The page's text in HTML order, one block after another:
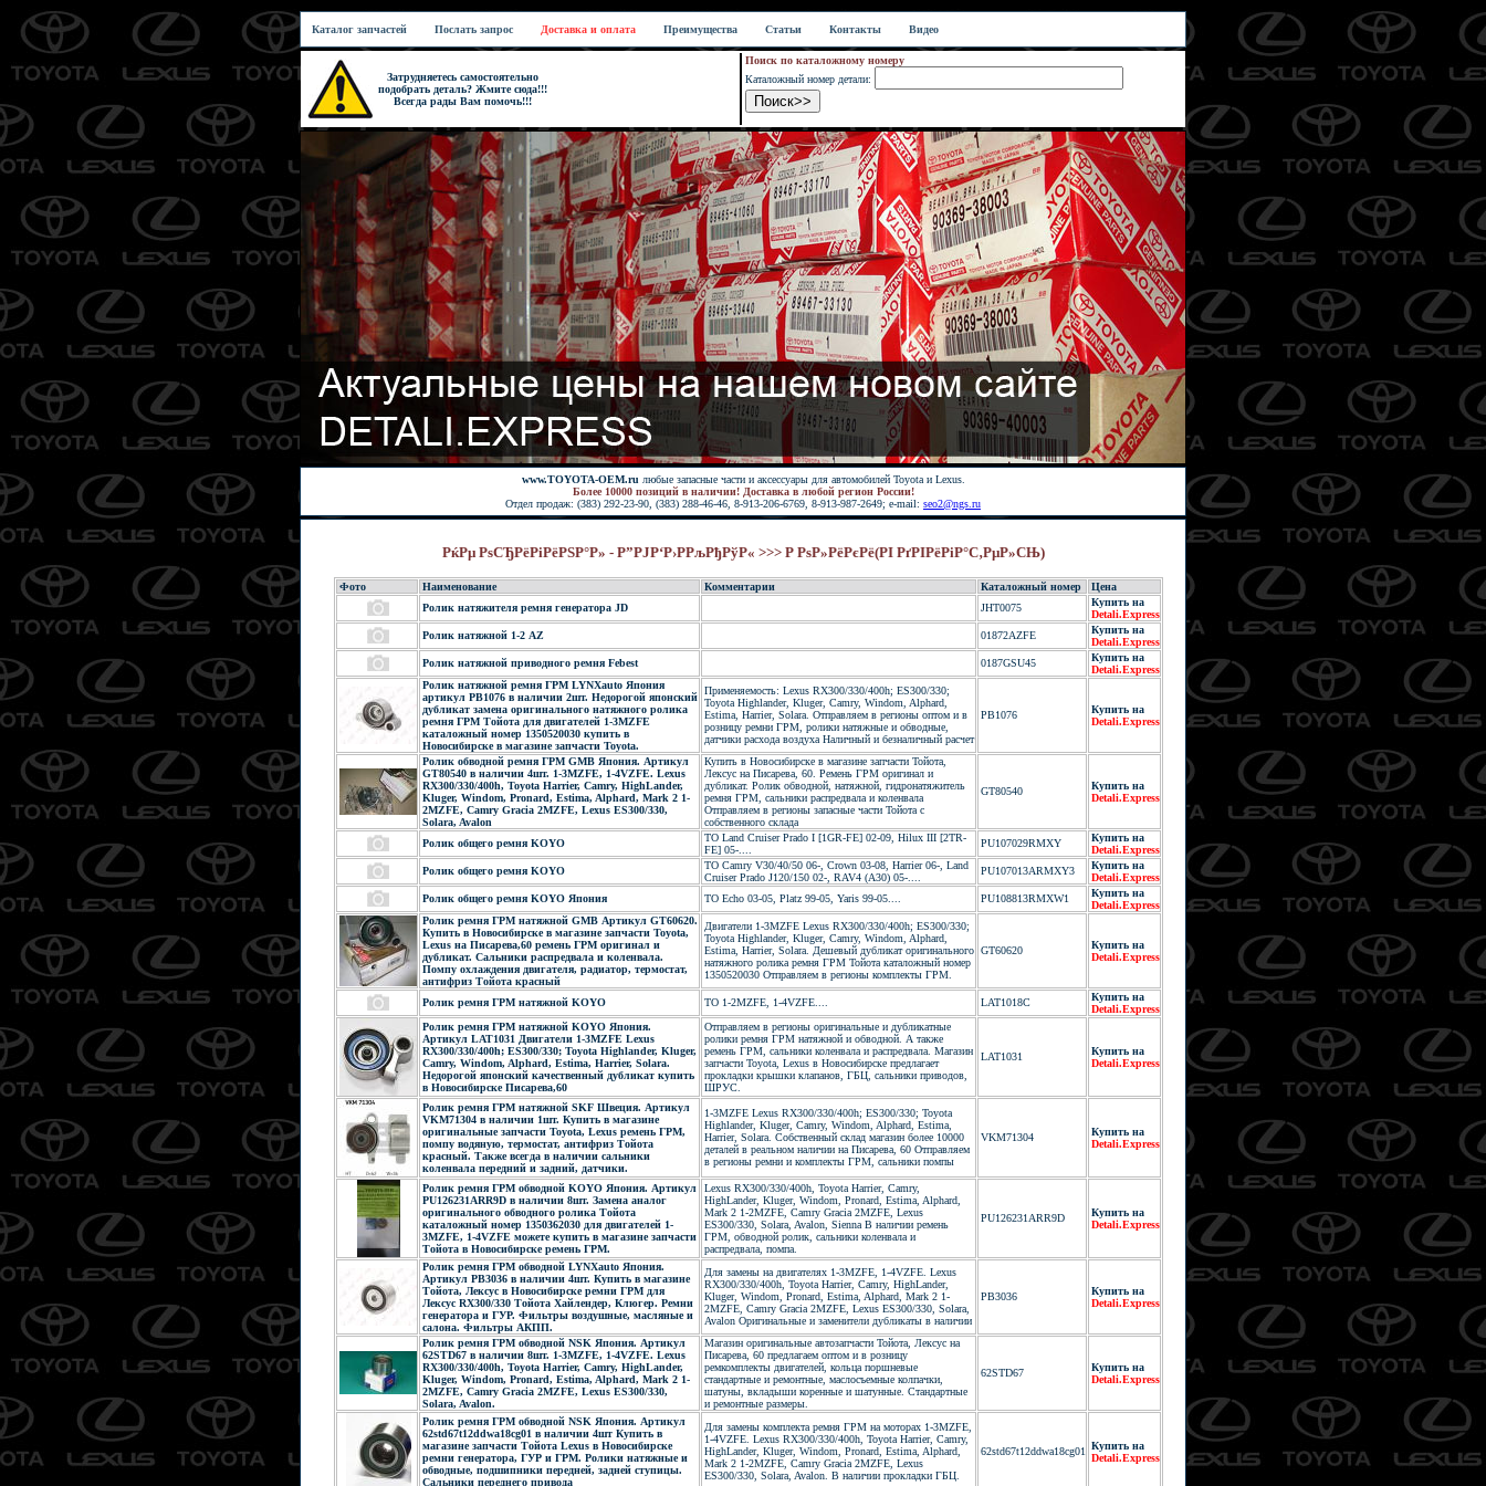
Каталог запчастей Послать запрос Доставка и оплата Преимущества Статьи Контакты Видео
Затрудняетесь самостоятельно
подобрать деталь? Жмите сюда!!!
Всегда рады Вам помочь!!!
Поиск по кaталожному номеру
Каталожный номер детали:
www.TOYOTA-OEM.ru любые запасные части и аксессуары для автомобилей Toyota и Lexus.
Более 10000 позиций в наличии! Доставка в любой регион России!
Отдел продаж: (383) 292-23-90, (383) 288-46-46, 8-913-206-6769, 8-913-987-2649; e-mail: seo2@ngs.ru
РќРµ РѕСЂРёРіРёРЅР°Р» - Р”РЈР‘Р›РРљРђРўР« >>> Р РѕР»РёРєРё(РІ РґРІРёРіР°С‚РµР»СЊ)
Фото Наименование Комментарии Каталожный номер
Цена
Ролик натяжителя ремня генератора JD
JHT0075
Купить на
Detali.Express
Ролик натяжной 1-2 AZ
01872AZFE
Купить на
Detali.Express
Ролик натяжной приводного ремня Febest
0187GSU45
Купить на
Detali.Express
Ролик натяжной ремня ГРМ LYNXauto Япония
артикул PB1076 в наличии 2шт. Недорогой японский
дубликат замена оригинального натяжного ролика
ремня ГРМ Тойота для двигателей 1-3MZFE
каталожный номер 1350520030 купить в
Новосибирске в магазине запчасти Toyota.
Применяемость: Lexus RX300/330/400h; ES300/330;
Toyota Highlander, Kluger, Camry, Windom, Alphard,
Estima, Harrier, Solara. Отправляем в регионы оптом и в
розницу ремни ГРМ, ролики натяжные и обводные,
датчики расхода воздуха Наличный и безналичный расчет
PB1076
Купить на
Detali.Express
Ролик обводной ремня ГРМ GMB Япония. Артикул
GT80540 в наличии 4шт. 1-3MZFE, 1-4VZFE. Lexus
RX300/330/400h, Toyota Harrier, Camry, HighLander,
Kluger, Windom, Pronard, Estima, Alphard, Mark 2 1-
2MZFE, Camry Gracia 2MZFE, Lexus ES300/330,
Solara, Avalon
Купить в Новосибирске в магазине запчасти Тойота,
Лексус на Писарева, 60. Ремень ГРМ оригинал и
дубликат. Ролик обводной, натяжной, гидронатяжитель
ремня ГРМ, сальники распредвала и коленвала
Отправляем в регионы запасные части Тойота с
собственного склада
GT80540
Купить на
Detali.Express
Ролик общего ремня KOYO
TO Land Cruiser Prado I [1GR-FE] 02-09, Hilux III [2TR-
FE] 05-....
PU107029RMXY
Купить на
Detali.Express
Ролик общего ремня KOYO
TO Camry V30/40/50 06-, Crown 03-08, Harrier 06-, Land
Cruiser Prado J120/150 02-, RAV4 (A30) 05-....
PU107013ARMXY3
Купить на
Detali.Express
Ролик общего ремня KOYO Япония
TO Echo 03-05, Platz 99-05, Yaris 99-05.... PU108813RMXW1
Купить на
Detali.Express
Ролик ремня ГРМ натяжной GMB Артикул GT60620.
Купить в Новосибирске в магазине запчасти Toyota,
Lexus на Писарева,60 ремень ГРМ оригинал и
дубликат. Сальники распредвала и коленвала.
Помпу охлаждения двигателя, радиатор, термостат,
антифриз Тойота красный
Двигатели 1-3MZFE Lexus RX300/330/400h; ES300/330;
Toyota Highlander, Kluger, Camry, Windom, Alphard,
Estima, Harrier, Solara. Дешевый дубликат оригинального
натяжного ролика ремня ГРМ Тойота каталожный номер
1350520030 Отправляем в регионы комплекты ГРМ.
GT60620
Купить на
Detali.Express
Ролик ремня ГРМ натяжной KOYO TO 1-2MZFE, 1-4VZFE.... LAT1018C
Купить на
Detali.Express
Ролик ремня ГРМ натяжной KOYO Япония.
Артикул LAT1031 Двигатели 1-3MZFE Lexus
RX300/330/400h; ES300/330; Toyota Highlander, Kluger,
Camry, Windom, Alphard, Estima, Harrier, Solara.
Недорогой японский качественный дубликат купить
в Новосибирске Писарева,60
Отправляем в регионы оригинальные и дубликатные
ролики ремня ГРМ натяжной и обводной. А также
ремень ГРМ, сальники коленвала и распредвала. Магазин
запчасти Toyota, Lexus в Новосибирске предлагает
прокладки крышки клапанов, ГБЦ, сальники приводов,
ШРУС.
LAT1031
Купить на
Detali.Express
Ролик ремня ГРМ натяжной SKF Швеция. Артикул
VKM71304 в наличии 1шт. Купить в магазине
оригинальные запчасти Toyota, Lexus ремень ГРМ,
помпу водяную, термостат, антифриз Тойота
красный. Также всегда в наличии сальники
коленвала передний и задний, датчики.
1-3MZFE Lexus RX300/330/400h; ES300/330; Toyota
Highlander, Kluger, Camry, Windom, Alphard, Estima,
Harrier, Solara. Собственный склад магазин более 10000
деталей в реальном наличии на Писарева, 60 Отправляем
в регионы ремни и комплекты ГРМ, сальники помпы
VKM71304
Купить на
Detali.Express
Ролик ремня ГРМ обводной KOYO Япония. Артикул
PU126231ARR9D в наличии 8шт. Замена аналог
оригинального обводного ролика Тойота
каталожный номер 1350362030 для двигателей 1-
3MZFE, 1-4VZFE можете купить в магазине запчасти
Тойота в Новосибирске ремень ГРМ.
Lexus RX300/330/400h, Toyota Harrier, Camry,
HighLander, Kluger, Windom, Pronard, Estima, Alphard,
Mark 2 1-2MZFE, Camry Gracia 2MZFE, Lexus
ES300/330, Solara, Avalon, Sienna В наличии ремень
ГРМ, обводной ролик, сальники коленвала и
распредвала, помпа.
PU126231ARR9D
Купить на
Detali.Express
Ролик ремня ГРМ обводной LYNXauto Япония.
Артикул PB3036 в наличии 4шт. Купить в магазине
Тойота, Лексус в Новосибирске ремни ГРМ для
Лексус RX300/330 Тойота Хайлендер, Клюгер. Ремни
генератора и ГУР. Фильтры воздушные, масляные и
салона. Фильтры АКПП.
Для замены на двигателях 1-3MZFE, 1-4VZFE. Lexus
RX300/330/400h, Toyota Harrier, Camry, HighLander,
Kluger, Windom, Pronard, Estima, Alphard, Mark 2 1-
2MZFE, Camry Gracia 2MZFE, Lexus ES300/330, Solara,
Avalon Оригинальные и заменители дубликаты в наличии
PB3036
Купить на
Detali.Express
Ролик ремня ГРМ обводной NSK Япония. Артикул
62STD67 в наличии 8шт. 1-3MZFE, 1-4VZFE. Lexus
RX300/330/400h, Toyota Harrier, Camry, HighLander,
Kluger, Windom, Pronard, Estima, Alphard, Mark 2 1-
2MZFE, Camry Gracia 2MZFE, Lexus ES300/330,
Solara, Avalon.
Магазин оригинальные автозапчасти Тойота, Лексус на
Писарева, 60 предлагаем оптом и в розницу
ремкомплекты двигателей, кольца поршневые
стандартные и ремонтные, маслосъемные колпачки,
шатуны, вкладыши коренные и шатунные. Стандартные
и ремонтные размеры.
62STD67
Купить на
Detali.Express
Ролик ремня ГРМ обводной NSK Япония. Артикул
62std67t12ddwa18cg01 в наличии 4шт Купить в
магазине запчасти Тойота Lexus в Новосибирске
ремни генератора, ГУР и ГРМ. Ролики натяжные и
обводные, подшипники передней, задней ступицы.
Сальники переднего привода
Для замены комплекта ремня ГРМ на моторах 1-3MZFE,
1-4VZFE. Lexus RX300/330/400h, Toyota Harrier, Camry,
HighLander, Kluger, Windom, Pronard, Estima, Alphard,
Mark 2 1-2MZFE, Camry Gracia 2MZFE, Lexus
ES300/330, Solara, Avalon. В наличии прокладки ГБЦ.
62std67t12ddwa18cg01
Купить на
Detali.Express